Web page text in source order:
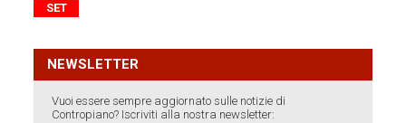
SET
NEWSLETTER
Vuoi essere sempre aggiornato sulle notizie di
Contropiano? Iscriviti alla nostra newsletter: